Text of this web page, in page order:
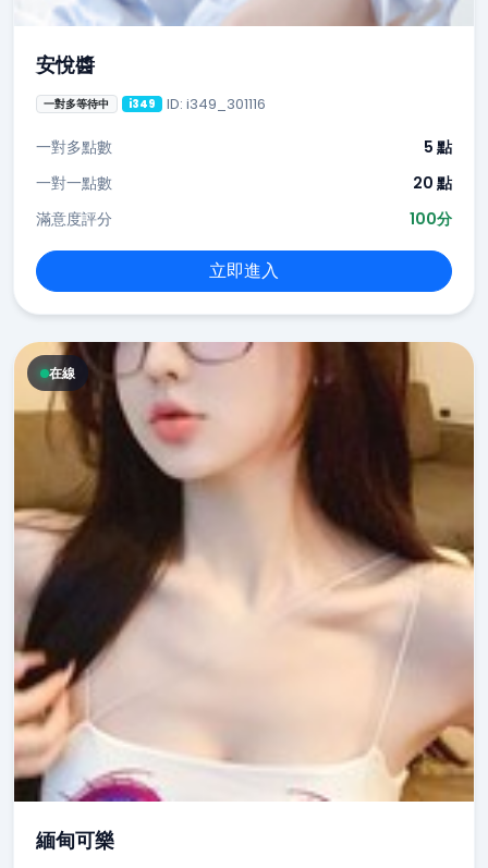
安悅醬
一對多等待中 i349 ID: i349_301116
一對多點數
5 點
一對一點數
20 點
滿意度評分
100分
立即進入
在線
緬甸可樂